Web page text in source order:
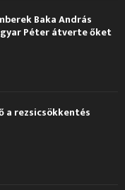
Baka András
Péter átverte őket
a rezsicsökkentés